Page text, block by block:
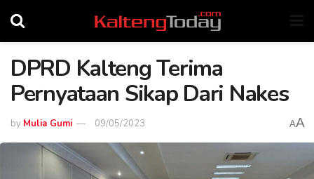
DPRD Kalteng Terima
Pernyataan Sikap Dari Nakes
by Mulia Gumi 09/05/2023 AA